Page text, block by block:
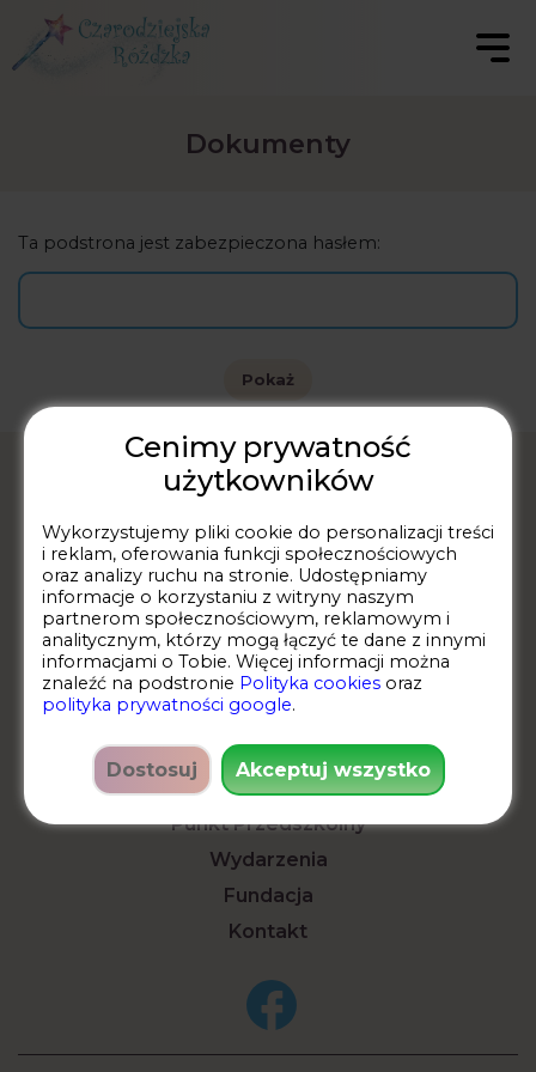
Dokumenty
Ta podstrona jest zabezpieczona hasłem:
Pokaż
Dyrektor: Aleksandra Lipińska
Żłobek
Punkt Przedszkolny
Wydarzenia
Fundacja
Kontakt
Cenimy prywatność
użytkowników
Wykorzystujemy pliki cookie do personalizacji treści
i reklam, oferowania funkcji społecznościowych
oraz analizy ruchu na stronie. Udostępniamy
informacje o korzystaniu z witryny naszym
partnerom społecznościowym, reklamowym i
analitycznym, którzy mogą łączyć te dane z innymi
informacjami o Tobie. Więcej informacji można
znaleźć na podstronie Polityka cookies oraz ​
polityka prywatności google.
Dostosuj Akceptuj wszystko